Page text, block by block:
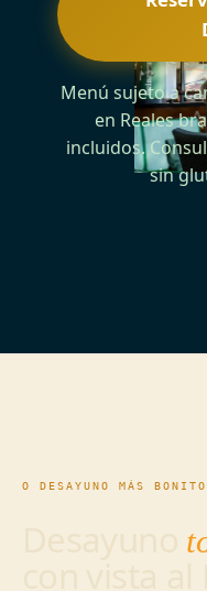
Menú sujeto a
en Reales
incluidos.
sin
O DESAYUNO MÁS